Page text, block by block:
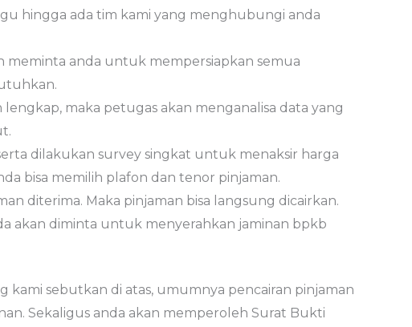
hingga ada tim kami yang menghubungi anda
meminta anda untuk mempersiapkan semua
lengkap, maka petugas akan menganalisa data yang
dilakukan survey singkat untuk menaksir harga
bisa memilih plafon dan tenor pinjaman.
diterima. Maka pinjaman bisa langsung dicairkan.
akan diminta untuk menyerahkan jaminan bpkb
kami sebutkan di atas, umumnya pencairan pinjaman
Sekaligus anda akan memperoleh Surat Bukti